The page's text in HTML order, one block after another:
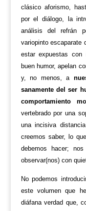
clásico aforismo,
por el diálogo, la
análisis del refrán
variopinto escaparate
estar expuestas con
buen humor, apelan
y, no menos, a
sanamente del ser
comportamiento
vertebrado por una
una incisiva
creemos saber, lo
debemos hacer;
observar(nos) con
No podemos
este volumen que
diáfana verdad que,